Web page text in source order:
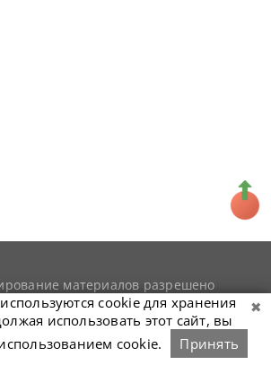
материалов разрешено
гиперссылки наsnookerist.ru
cookie для хранения
использовать этот сайт, вы
cookie.
Принять